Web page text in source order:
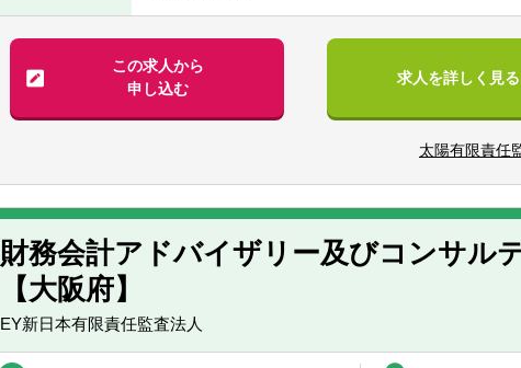
目安として、基礎的な監査スキルやTOEIC700点程度
■内部統制支援
■IFRS導入支援 等
※法人として海外駐在職員を増強していく方針です。
※駐在先にもよりますが、アドバイザリー業務・税務
現在、約10名の方々が海外拠点へ駐在しております。
※うち2名はUSCPA保持者
この求人から
申し込む
求人を詳しく見る
太陽有限責任
財務会計アドバイザリー及びコンサル
【大阪府】
EY新日本有限責任監査法人